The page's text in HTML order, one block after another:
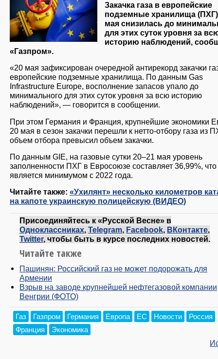
Закачка газа в европейские
подземные хранилища
мая снизилась до
для этих суток уровня за
историю наблюдений,
«Газпром».
«20 мая зафиксирован очередной антирекорд закачки
европейские подземные хранилища. По данным Gas
Infrastructure Europe, восполнение запасов упало до
минимального для этих суток уровня за всю историю
наблюдений», — говорится в сообщении.
При этом Германия и Франция, крупнейшие экономики
20 мая в сезон закачки перешли к нетто-отбору газа из
объем отбора превысил объем закачки.
По данным GIE, на газовые сутки 20–21 мая уровень
заполненности ПХГ в Евросоюзе составляет 36,99%, что
является минимумом с 2022 года.
Читайте также: «Ухилянт» несколько километров
на капоте украинскую полицейскую (ВИДЕО)
Присоединяйтесь к «Русской Весне» в
Одноклассниках, Telegram, Facebook, ВКонтакте,
Twitter, чтобы быть в курсе последних новостей.
Читайте также
Пашинян: Российский газ не может подорожать для
Армении
Взрыв на заводе крупнейшей нефтегазовой компании
Венгрии (ФОТО)
Газ Газпром Германия Европа ЕС Новости
Россия
Франция
Экономика